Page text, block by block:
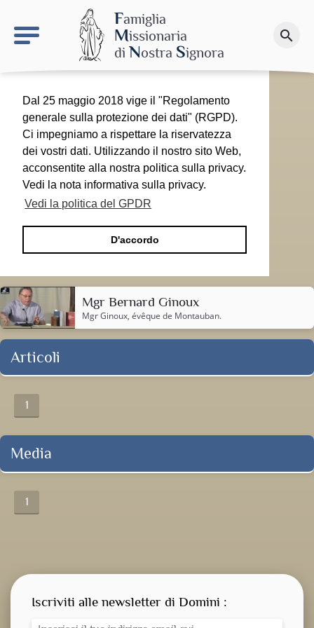
Famiglia
Missionaria
diNostra Signora
search
Fai una donazione
Dal 25 maggio 2018 vige il "Regolamento
generale sulla protezione dei dati" (RGPD).
Ci impegniamo a rispettare la riservatezza
dei vostri dati. Utilizzando il nostro sito Web,
acconsentite alla nostra politica sulla privacy.
Vedi la nota informativa sulla privacy.
Vedi la politica del GPDR
D'accordo
Mgr Bernard Ginoux
Mgr Ginoux, évêque de Montauban.
Articoli
1
Media
1
Iscriviti alle newsletter di Domini :